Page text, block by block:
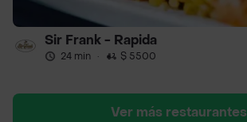
Sir Frank - Rapida
24 min · $ 5500
Ver más restaurantes